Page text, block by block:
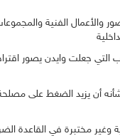
والأعمال الفنية
التي جعلت وايدن يصور
أن يزيد الضغط على مصلحة